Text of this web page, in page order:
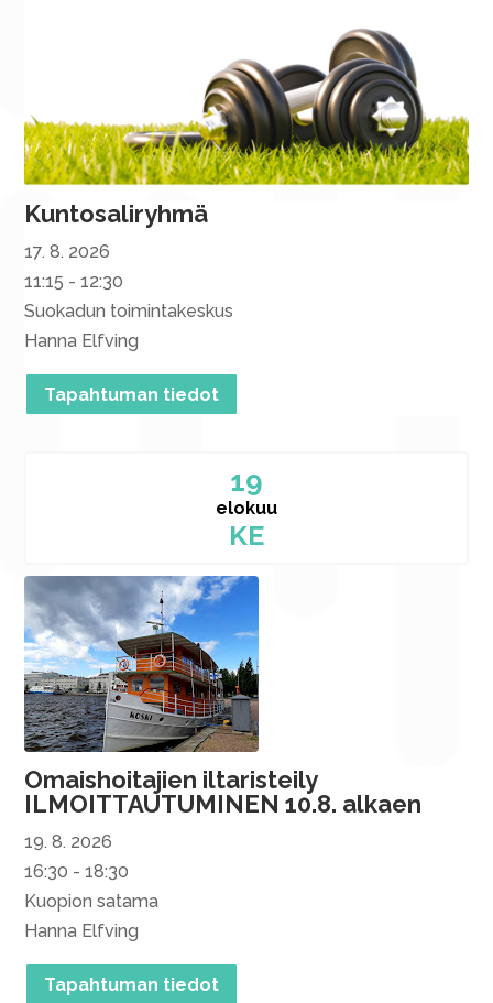
Kuntosaliryhmä
17. 8. 2026
11:15 - 12:30
Suokadun toimintakeskus
Hanna Elfving
Tapahtuman tiedot
19
elokuu
KE
Omaishoitajien iltaristeily
ILMOITTAUTUMINEN 10.8. alkaen
19. 8. 2026
16:30 - 18:30
Kuopion satama
Hanna Elfving
Tapahtuman tiedot